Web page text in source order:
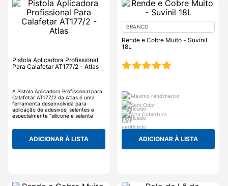
Pistola Aplicadora Profissional
Para Calafetar AT177/2 - Atlas
A Pistola Aplicadora Profissional para
Calafetar AT177/2 da Atlas é uma
ferramenta desenvolvida para
aplicação de adesivos, selantes e
especialmente “silicone e selante
Aplicador profissional de fácil
manuseio, utilizados na construção
civil, indústria e “faça você mesmo”.
ADICIONAR À LISTA
BRANCO
Rende e Cobre Muito - Suvinil
18L
Máximo rendimento
Sem Odor
Alta Cobertura
ADICIONAR À LISTA